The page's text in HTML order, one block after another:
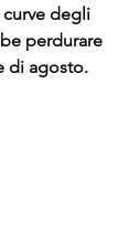
curve degli
perdurare
di agosto.